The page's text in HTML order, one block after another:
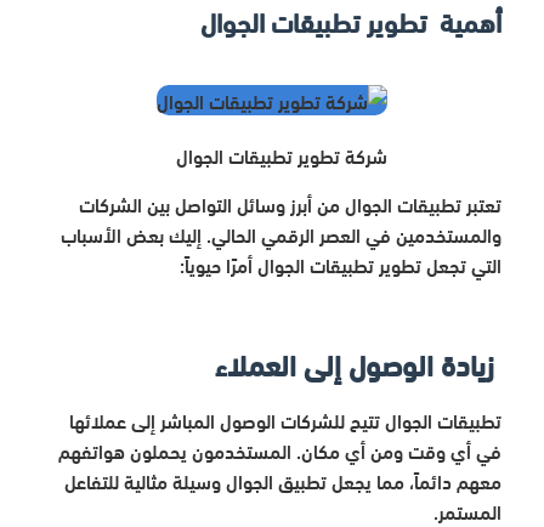
أهمية تطوير تطبيقات الجوال
شركة تطوير تطبيقات الجوال
تعتبر تطبيقات الجوال من أبرز وسائل التواصل بين الشركات
والمستخدمين في العصر الرقمي الحالي. إليك بعض الأسباب
التي تجعل تطوير تطبيقات الجوال أمرًا حيوياً:
زيادة الوصول إلى العملاء
تطبيقات الجوال تتيح للشركات الوصول المباشر إلى عملائها
في أي وقت ومن أي مكان. المستخدمون يحملون هواتفهم
معهم دائماً، مما يجعل تطبيق الجوال وسيلة مثالية للتفاعل
المستمر.